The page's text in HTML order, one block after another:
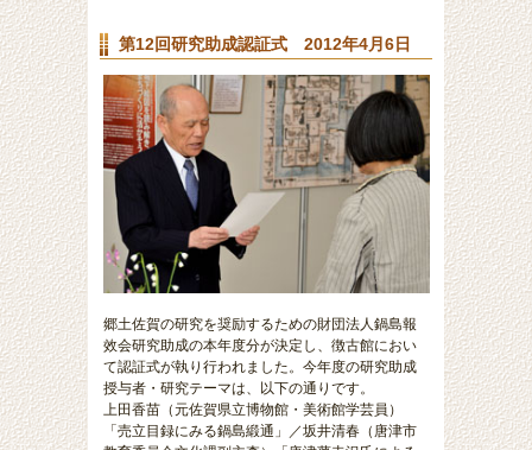
第12回研究助成認証式 2012年4月6日
郷土佐賀の研究を奨励するための財団法人鍋島報
效会研究助成の本年度分が決定し、徴古館におい
て認証式が執り行われました。今年度の研究助成
授与者・研究テーマは、以下の通りです。
上田香苗（元佐賀県立博物館・美術館学芸員）
「売立目録にみる鍋島緞通」／坂井清春（唐津市